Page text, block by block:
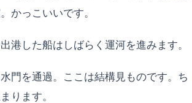
かっこいいです。
港した船はしばらく運河を進みます。
門を通過。ここは結構見ものです。ち
ります。